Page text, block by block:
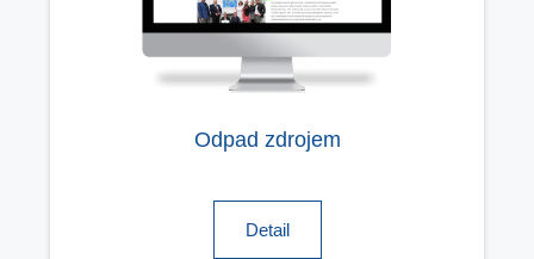
Odpad zdrojem
Detail